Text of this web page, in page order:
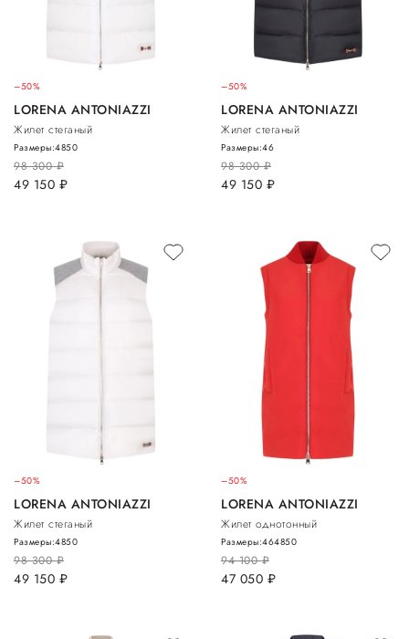
–50%
LORENA ANTONIAZZI
Жилет стеганый
98 300руб.
49 150 руб.
Размеры:4850
–50%
LORENA ANTONIAZZI
Жилет стеганый
98 300руб.
49 150 руб.
Размеры:46
–50%
LORENA ANTONIAZZI
Жилет стеганый
98 300руб.
49 150 руб.
Размеры:4850
–50%
LORENA ANTONIAZZI
Жилет однотонный
94 100руб.
47 050 руб.
Размеры:464850